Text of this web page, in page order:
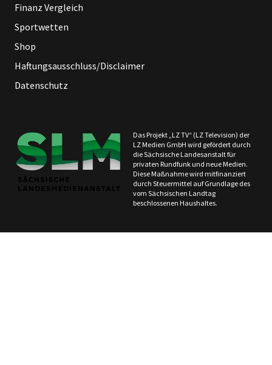
Finanz Vergleich
Sportwetten
Shop
Haftungsausschluss/Disclaimer
Datenschutz
Das Projekt „LZ TV“ (LZ Television) der
LZ Medien GmbH wird gefördert durch
die Sächsische Landesanstalt für
privaten Rundfunk und neue Medien.
Diese Maßnahme wird mitfinanziert
durch Steuermittel auf Grundlage des
vom Sächsischen Landtag
beschlossenen Haushaltes.